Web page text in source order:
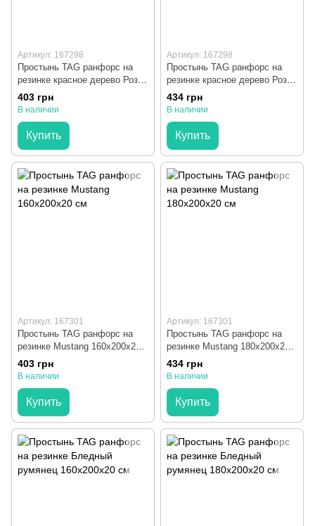
Артикул: 167298
Простынь TAG ранфорс на
резинке красное дерево Роза
160x200x20 см
403 грн
В наличии
Купить
Артикул: 167298
Простынь TAG ранфорс на
резинке красное дерево Роза
180x200x20 см
434 грн
В наличии
Купить
Артикул: 167301
Простынь TAG ранфорс на
резинке Mustang 160x200x20
см
403 грн
В наличии
Купить
Артикул: 167301
Простынь TAG ранфорс на
резинке Mustang 180x200x20
см
434 грн
В наличии
Купить